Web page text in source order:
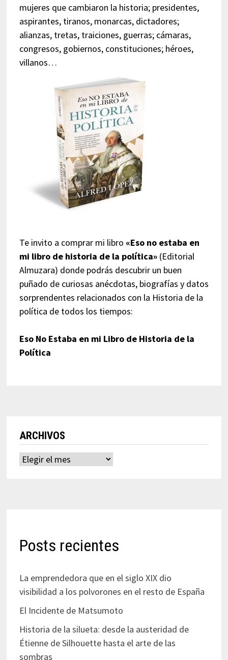
mujeres que cambiaron la historia; presidentes,
aspirantes, tiranos, monarcas, dictadores;
alianzas, tretas, traiciones, guerras; cámaras,
congresos, gobiernos, constituciones; héroes,
villanos…
Te invito a comprar mi libro «Eso no estaba en
mi libro de historia de la política»(Editorial
Almuzara) donde podrás descubrir un buen
puñado de curiosas anécdotas, biografías y datos
sorprendentes relacionados con la Historia de la
política de todos los tiempos:
Eso No Estaba en mi Libro de Historia de la
Política
ARCHIVOS
Archivos
Posts recientes
La emprendedora que en el siglo XIX dio
visibilidad a los polvorones en el resto de España
El Incidente de Matsumoto
Historia de la silueta: desde la austeridad de
Étienne de Silhouette hasta el arte de las
sombras